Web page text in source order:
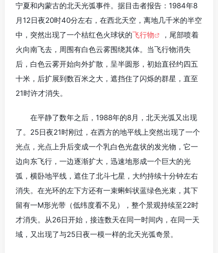
宁夏和内蒙古的北天光弧事件。据目击者报告：1984年8
月12日夜20时40分左右，在西北天空，离地几千米的半空
中，突然出现了一个桔红色火球状的飞行物
，尾部喷着
火向南飞去，周围有白色云雾围绕其体。当飞行物消失
后，白色云雾开始向外扩散，呈半圆形，初始直径约四五
十米，后扩展到数百米之大，遮挡住了闪烁的群星，直至
21时许才消失。
在平静了数年之后，1988年的8月，北天光弧又出现
了。25日夜21时刚过，在西方的地平线上突然出现了一个
光点，光点上升后变成一个乳白色光盘状的发光物，它一
边向东飞行，一边逐渐扩大，迅速地形成一个巨大的光
弧，横卧地平线，遮住了北斗七星，大约持续十分钟左右
消失。在光环的左下方还有一束蝌蚪状蓝绿色光束，其下
留有一M形光带（低纬度看不见），整个景观持续至22时
才消失。从26日开始，接连数天在同一时间内，在同一天
域，又出现了与25日夜一模一样的北天光弧奇景。